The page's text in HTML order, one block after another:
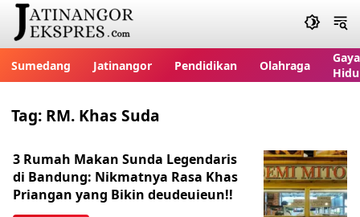
Sumedang Jatinangor Pendidikan Olahraga
Gaya
Tag: RM. Khas Suda
3 Rumah Makan Sunda Legendaris
di Bandung: Nikmatnya Rasa Khas
Priangan yang Bikin deudeuieun!!